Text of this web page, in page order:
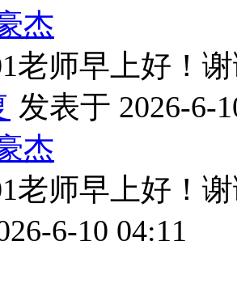
杰
老师早上好！
发表于 2026-6-
杰
老师早上好！
6-10 04:11